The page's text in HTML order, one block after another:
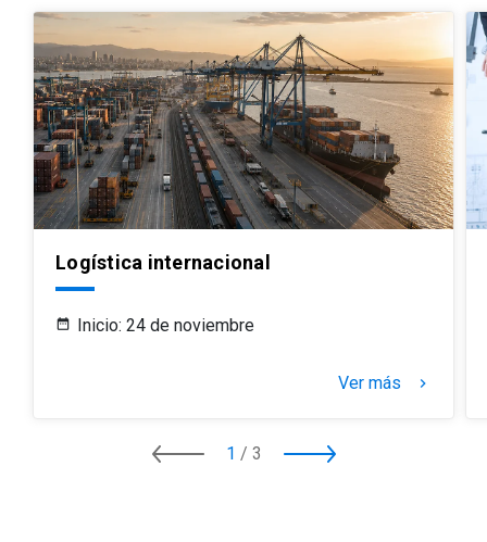
Logística internacional
Inicio: 24 de noviembre
Ver más keyboard_arrow_right
1 / 3